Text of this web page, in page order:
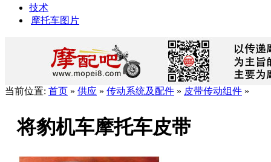
技术
摩托车图片
当前位置: 首页 » 供应 » 传动系统及配件 » 皮带传动组件 »
将豹机车摩托车皮带